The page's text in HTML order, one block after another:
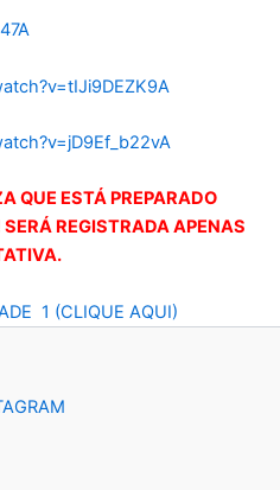
QUE ESTÁ PREPARADO
REGISTRADA APENAS
1 (CLIQUE AQUI)